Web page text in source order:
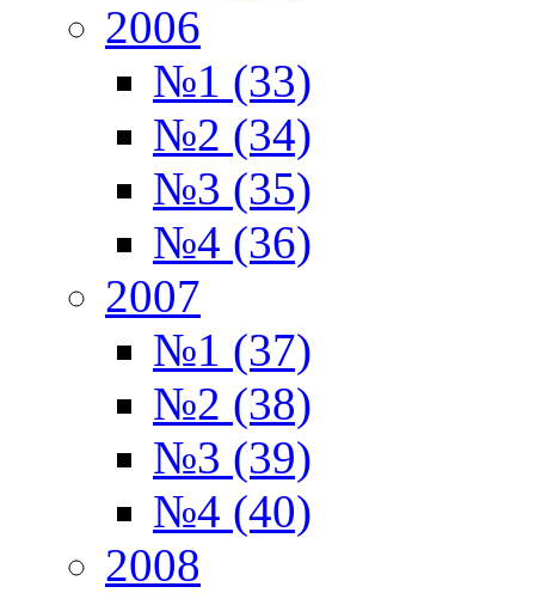
2006
№1 (33)
№2 (34)
№3 (35)
№4 (36)
2007
№1 (37)
№2 (38)
№3 (39)
№4 (40)
2008